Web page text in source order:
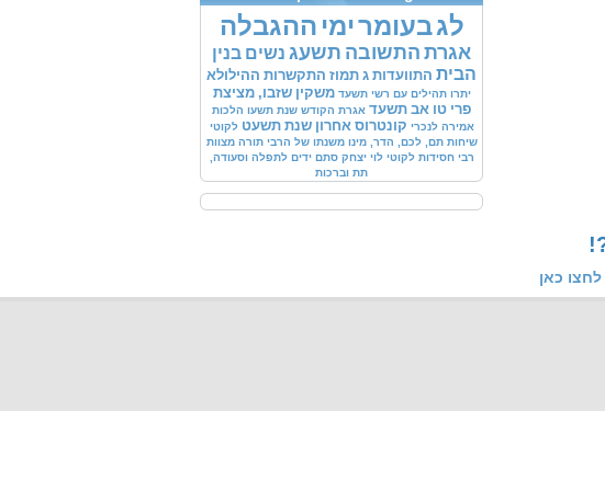
לגבעומרימי ההגבלה
אגרת התשובה תשעג נשים בנין
הבית התוועדות ג תמוז התקשרות ההילולא
יתרו תהילים עם רשי תשעד משקין שזבו, מציצת
פרי טו אב תשעד אגרת הקודש שנת תשעו הלכות
אמירה לנכרי קונטרוס אחרון שנת תשעט לקוטי
שיחות תם, לכם, הדר, מינו משנתו של הרבי תורה מצוות
רבי חסידות לקוטי לוי יצחק סתם ידים לתפלה וסעודה,
תת וברכות
לחצו כאן